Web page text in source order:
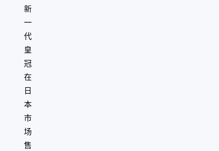
新
一
代
皇
冠
在
日
本
市
场
售